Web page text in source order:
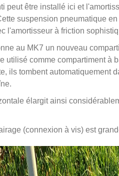
peut être installé ici et
suspension pneumatique
l'amortisseur à friction
au MK7 un nouveau
utilisé comme compartiment
ils tombent automatiquement
élargit ainsi
(connexion à vis) est